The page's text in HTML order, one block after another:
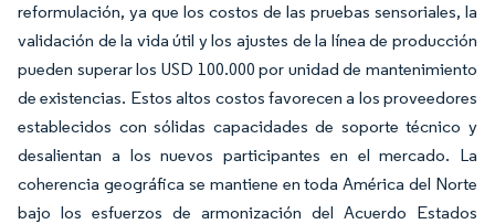
reformulación, ya que los costos de las pruebas sensoriales, la
validación de la vida útil y los ajustes de la línea de producción
pueden superar los USD 100.000 por unidad de mantenimiento
de existencias. Estos altos costos favorecen a los proveedores
establecidos con sólidas capacidades de soporte técnico y
desalientan a los nuevos participantes en el mercado. La
coherencia geográfica se mantiene en toda América del Norte
bajo los esfuerzos de armonización del Acuerdo Estados